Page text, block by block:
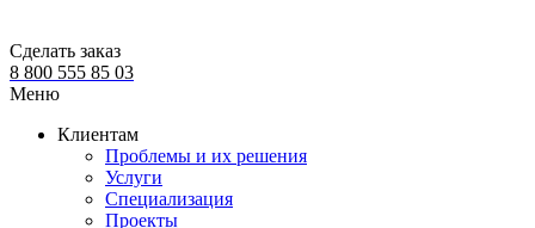
Сделать заказ
8 800 555 85 03
Меню
Клиентам
Проблемы и их решения
Услуги
Специализация
Проекты